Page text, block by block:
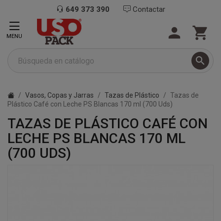
649 373 390 Contactar

 
MENU
Vasos, Copas y Jarras Tazas de Plástico
Tazas de
Plástico Café con Leche PS Blancas 170 ml (700 Uds)
TAZAS DE PLÁSTICO CAFÉ CON
LECHE PS BLANCAS 170 ML
(700 UDS)